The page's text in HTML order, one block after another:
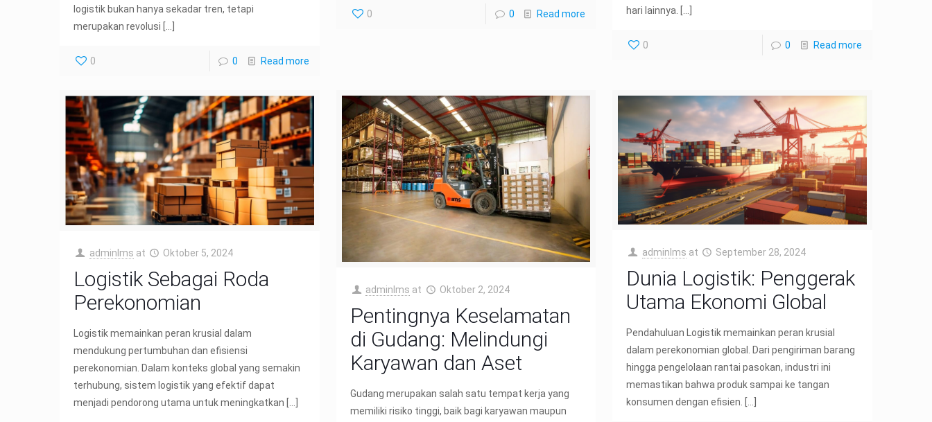
logistik bukan hanya sekadar tren, tetapi
merupakan revolusi
0 0 Read more
0 0 Read more
hari lainnya.
0 0 Read more
adminIms at Oktober 5, 2024
Logistik Sebagai Roda
Perekonomian
Logistik memainkan peran krusial dalam
mendukung pertumbuhan dan efisiensi
perekonomian. Dalam konteks global yang semakin
terhubung, sistem logistik yang efektif dapat
menjadi pendorong utama untuk meningkatkan
adminIms at Oktober 2, 2024
Pentingnya Keselamatan
di Gudang: Melindungi
Karyawan dan Aset
Gudang merupakan salah satu tempat kerja yang
memiliki risiko tinggi, baik bagi karyawan maupun
adminIms at September 28, 2024
Dunia Logistik: Penggerak
Utama Ekonomi Global
Pendahuluan Logistik memainkan peran krusial
dalam perekonomian global. Dari pengiriman barang
hingga pengelolaan rantai pasokan, industri ini
memastikan bahwa produk sampai ke tangan
konsumen dengan efisien. […]